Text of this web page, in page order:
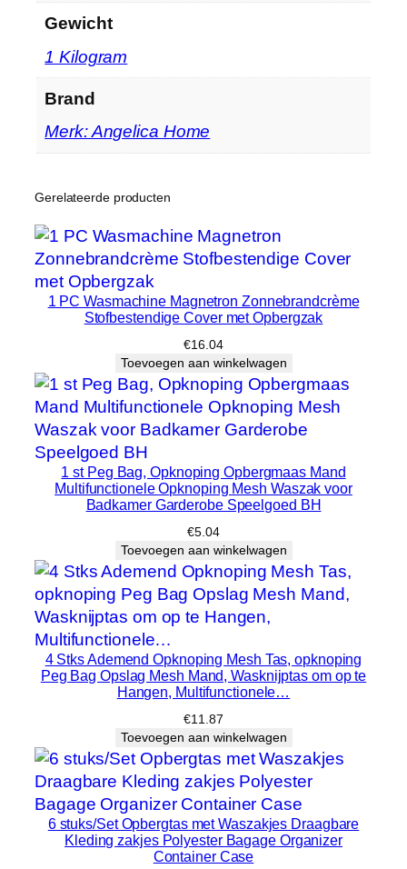
e
l
b
e
i
4
4
x
3
c
m
h
o
e
v
h
e
i
Gewicht
‎1 Kilogram
Brand
Merk: Angelica Home
Gerelateerde producten
1 PC Wasmachine Magnetron Zonnebrandcrème
Stofbestendige Cover met Opbergzak
€16.04
Toevoegen aan winkelwagen
1 st Peg Bag, Opknoping Opbergmaas Mand
Multifunctionele Opknoping Mesh Waszak voor
Badkamer Garderobe Speelgoed BH
€5.04
Toevoegen aan winkelwagen
4 Stks Ademend Opknoping Mesh Tas, opknoping
Peg Bag Opslag Mesh Mand, Wasknijptas om op te
Hangen, Multifunctionele…
€11.87
Toevoegen aan winkelwagen
6 stuks/Set Opbergtas met Waszakjes Draagbare
Kleding zakjes Polyester Bagage Organizer
Container Case